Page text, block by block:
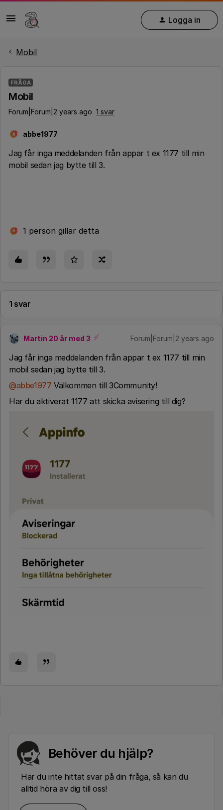
Logga in
Mobil
FRÅGA
Mobil
Forum|Forum|2 years ago 1 svar
A abbe1977
Jag får inga meddelanden från appar t ex 1177 till min
mobil sedan jag bytte till 3.
A 1 person gillar detta
1 svar
Martin 20 år med 3 Forum|Forum|2 years ago
Jag får inga meddelanden från appar t ex 1177 till min
mobil sedan jag bytte till 3.
@abbe1977 Välkommen till 3Community!
Har du aktiverat 1177 att skicka avisering till dig?
Behöver du hjälp?
Har du inte hittat svar på din fråga, så kan du
alltid höra av dig till oss!